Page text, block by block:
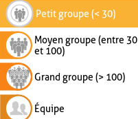
Petit groupe (< 30)
Moyen groupe (entre 30
et 100)
Grand groupe (> 100)
Équipe